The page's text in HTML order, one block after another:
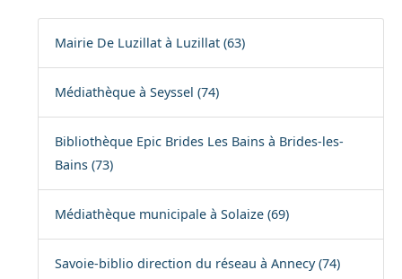
Mairie De Luzillat à Luzillat (63)
Médiathèque à Seyssel (74)
Bibliothèque Epic Brides Les Bains à Brides-les-
Bains (73)
Médiathèque municipale à Solaize (69)
Savoie-biblio direction du réseau à Annecy (74)